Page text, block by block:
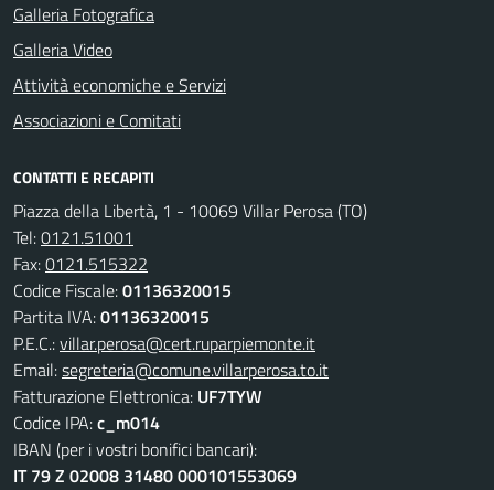
Galleria Fotografica
Galleria Video
Attività economiche e Servizi
Associazioni e Comitati
CONTATTI E RECAPITI
Piazza della Libertà, 1 - 10069 Villar Perosa (TO)
Tel:0121.51001
Fax:0121.515322
Codice Fiscale:01136320015
Partita IVA:01136320015
P.E.C.:villar.perosa@cert.ruparpiemonte.it
Email:segreteria@comune.villarperosa.to.it
Fatturazione Elettronica: UF7TYW
Codice IPA:c_m014
IBAN (per i vostri bonifici bancari):
IT 79 Z 02008 31480 000101553069